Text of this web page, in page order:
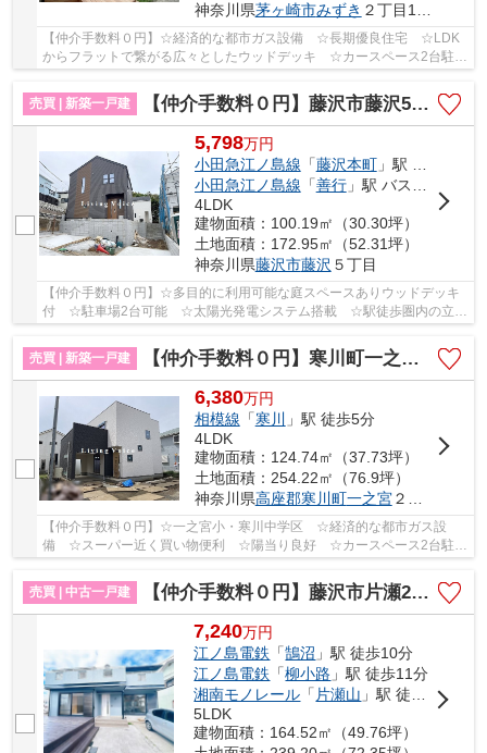
神奈川県茅ヶ崎市みずき ２丁目10-25
【仲介手数料０円】☆経済的な都市ガス設備 ☆長期優良住宅 ☆LDK
からフラットで繋がる広々としたウッドデッキ ☆カースペース2台駐車
売買 | 新築一戸建
【仲介手数料０円】藤沢市藤沢5丁目Ⅱ 新築一戸建て 全2棟
5,798万円
小田急江ノ島線 「藤沢本町」駅 徒歩12分
小田急江ノ島線 「善行」駅 バス7分 「関東航空前」 停歩13分
4LDK
建物面積：100.19㎡（30.30坪）
土地面積：172.95㎡（52.31坪）
神奈川県藤沢市藤沢 ５丁目
【仲介手数料０円】☆多目的に利用可能な庭スペースありウッドデッキ
付 ☆駐車場2台可能 ☆太陽光発電システム搭載 ☆駅徒歩圏内の立
売買 | 新築一戸建
【仲介手数料０円】寒川町一之宮2丁目 新築一戸建て
6,380万円
相模線 「寒川
」駅 徒歩5分
4LDK
建物面積：124.74㎡（37.73坪）
土地面積：254.22㎡（76.9坪）
神奈川県高座郡寒川町一之宮２丁目
【仲介手数料０円】☆一之宮小・寒川中学区 ☆経済的な都市ガス設
備 ☆スーパー近く買い物便利 ☆陽当り良好 ☆カースペース2台駐車
売買 | 中古一戸建
【仲介手数料０円】藤沢市片瀬2丁目 中古戸建
7,240万円
江ノ島電鉄 「鵠沼 」駅 徒歩10分
江ノ島電鉄 「柳小路 」駅 徒歩11分
湘南モノレール 「 片瀬山 」駅 徒歩17分
5LDK
建物面積：164.52㎡（49.76坪）